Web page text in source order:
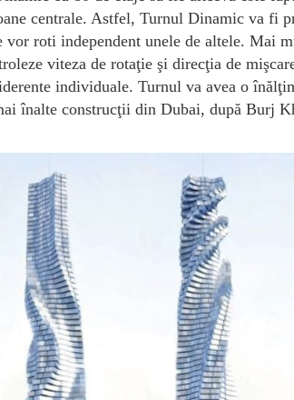
centrale. Astfel, Turnul Dinamic va fi
vor roti independent unele de altele. Mai
viteza de rotaţie şi direcţia de
individuale. Turnul va avea o
înalte construcţii din Dubai, după Burj